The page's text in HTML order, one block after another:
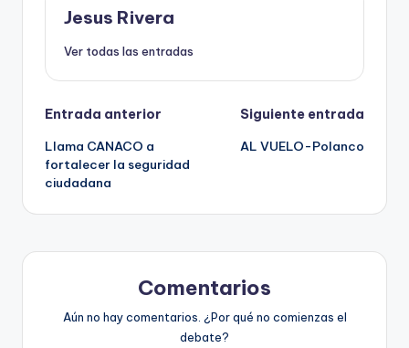
Jesus Rivera
Ver todas las entradas
Navegación
de
entradas
Entrada anterior
Llama CANACO a
fortalecer la seguridad
ciudadana
Siguiente entrada
AL VUELO-Polanco
Comentarios
Aún no hay comentarios. ¿Por qué no comienzas el
debate?